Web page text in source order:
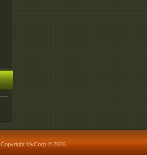
Copyright MyCorp © 2026